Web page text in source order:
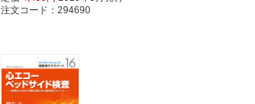
注文コード：294690